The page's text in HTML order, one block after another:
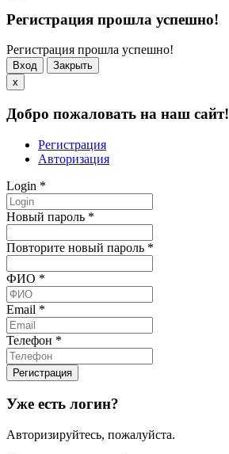
Регистрация прошла успешно!
Регистрация прошла успешно!
Вход
Закрыть
x
Добро пожаловать на наш сайт!
Регистрация
Авторизация
Login *
Новый пароль *
Повторите новый пароль *
ФИО *
Email *
Телефон *
Уже есть логин?
Авторизируйтесь, пожалуйста.